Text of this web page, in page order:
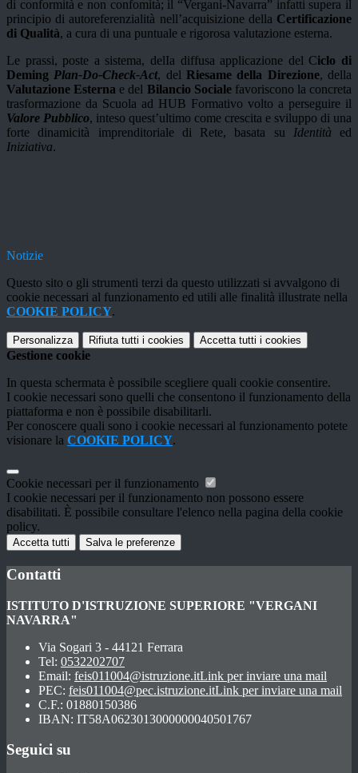
di conformità e non confomità; il “Vergani-Navarra” infatti supera il
principio di autoreferenzialità nell’acquisizione della Certificazione
di Qualità, a cura di una puntuale e rigorosa valutazione esterna.
Le prassi, poste a sistema, delIa diffusa applicazione del Ciclo di
Deming Plan-Do-Check-Act, delRiesame della Direzione, della
Valutazione Esterna e del Bilancio Socialefavoriscono la concreta
trasformazione da Scuola ad HUB Formativo volto a perseguire il
Valore Pubblico, inteso quest’ultimo come crescita e sviluppo di una
forte dinamicità imprenditoriale di Rete, basata su Identità ed
Iniziativa.
Notizie
Questo sito o gli strumenti terzi da questo utilizzati si avvalgono di
cookie necessari al funzionamento ed utili alle finalità illustrate nella
COOKIE POLICY.
Personalizza Rifiuta tutti i cookies Accetta tutti i cookies
Gestione cookie
In questa schermata è possibile scegliere quali cookie consentire.
I cookie necessari sono quelli che consentono il funzionamento della
piattaforma e non è possibile disabilitarli.
Per conoscere quali sono i cookie necessari al funzionamento potete
visionare la COOKIE POLICY.
Cookie necessari per il funzionamento
I cookie necessari per il funzionamento non possono essere
disabilitati. È possibile consultare l'elenco nella pagina della cookie
policy.
Accetta tutti Salva le preferenze
Contatti
ISTITUTO D'ISTRUZIONE SUPERIORE "VERGANI
NAVARRA"
Via Sogari 3 - 44121 Ferrara
Tel: 0532202707
Email: feis011004@istruzione.itLink per inviare una mail
PEC: feis011004@pec.istruzione.itLink per inviare una mail
C.F.: 01880150386
IBAN: IT58A0623013000000040501767
Seguici su